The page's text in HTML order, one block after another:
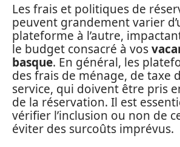
Les frais et politiques de
peuvent grandement varier
plateforme à l’autre,
le budget consacré à vos
basque. En général, les
des frais de ménage, de taxe
service, qui doivent être pris
de la réservation. Il est
vérifier l’inclusion ou non de
éviter des surcoûts imprévus.